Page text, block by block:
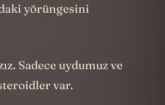
yörüngesini
Sadece uydumuz ve
var.